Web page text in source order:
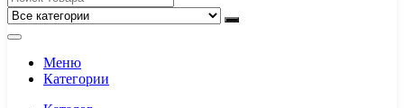
Меню
Категории